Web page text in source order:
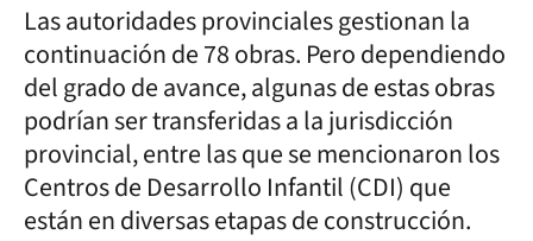
Las autoridades provinciales gestionan la
continuación de 78 obras. Pero dependiendo
del grado de avance, algunas de estas obras
podrían ser transferidas a la jurisdicción
provincial, entre las que se mencionaron los
Centros de Desarrollo Infantil (CDI) que
están en diversas etapas de construcción.